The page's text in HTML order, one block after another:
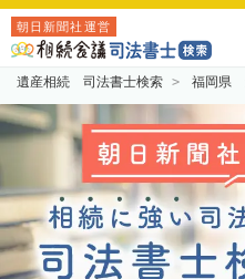
朝日新聞社運営
遺産相続 司法書士検索 福岡県